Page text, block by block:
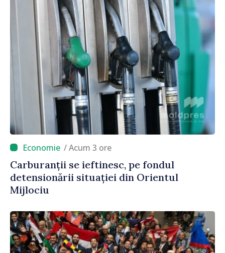
/ Acum 3 ore
Carburanții se ieftinesc, pe fondul
detensionării situației din Orientul
Mijlociu